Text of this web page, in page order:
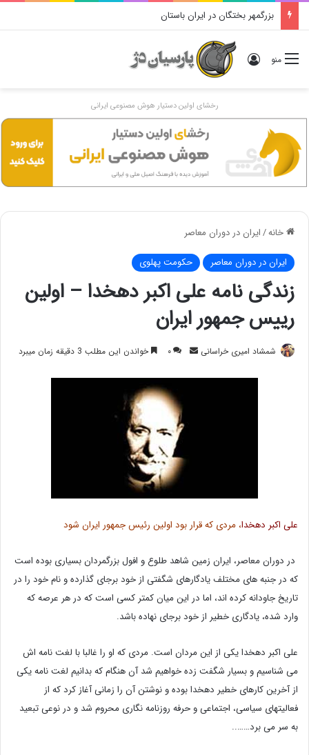
بزرگمهر بختگان در ایران باستان
منو ورود
رخشای اولین دستیار هوش مصنوعی ایرانی
خانه/ایران در دوران معاصر
ایران در دوران معاصر حکومت پهلوی
زندگی نامه علی اکبر دهخدا – اولین
رییس جمهور ایران
شمشاد امیری خراسانی
ارسال۰ خواندن این مطلب 3 دقیقه زمان میبرد
علی اکبر دهخدا، مردی که قرار بود اولین رئیس جمهور ایران شود
در دوران معاصر، ایران زمین شاهد طلوع و افول بزرگمردان بسیاری بوده است
که در جنبه های مختلف یادگارهای شگفتی از خود برجای گذارده و نام خود را در
تاریخ جاودانه کرده اند، اما در این میان کمتر کسی است که در هر عرصه که
وارد شده، یادگاری خطیر از خود برجای نهاده باشد.
علی اکبر دهخدا یکی از این مردان است. مردی که او را غالبا با لغت نامه اش
می شناسیم و بسیار شگفت زده خواهیم شد آن هنگام که بدانیم لغت نامه یکی
از آخرین کارهای خطیر دهخدا بوده و نوشتن آن را زمانی آغاز کرد که از
فعالیتهای سیاسی، اجتماعی و حرفه روزنامه نگاری محروم شد و در نوعی تبعید
به سر می برد……..